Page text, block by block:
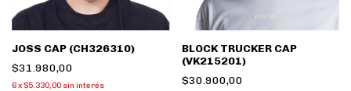
JOSS CAP (CH326310)
$31.980,00
6x $5.330,00 sin interés
BLOCK TRUCKER CAP
(VK215201)
$30.900,00